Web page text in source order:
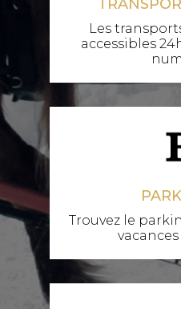
Les
accessibles
Trouvez le